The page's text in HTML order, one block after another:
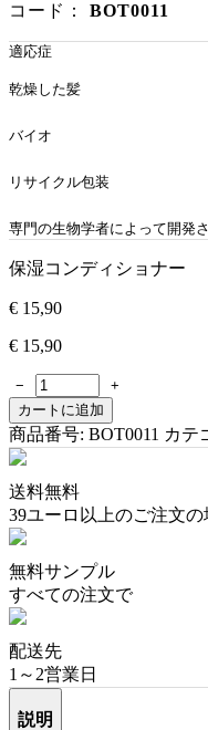
コード： BOT0011
適応症
乾燥した髪
バイオ
リサイクル包装
専門の生物学者によって開発
保湿コンディショナー
€ 15,90
€ 15,90
−
+
カートに追加
商品番号: BOT0011 カテ
送料無料
39ユーロ以上のご注文の
無料サンプル
すべての注文で
配送先
1～2営業日
説明